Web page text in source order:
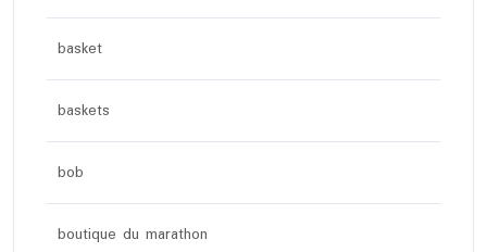
basket
baskets
bob
boutique du marathon